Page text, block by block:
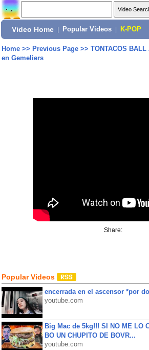
Video Home Popular Videos K-POP
Home>> Previous Page>> TONTACOS
en Gemeliers
Share:
Popular Videos
encerrada en el ascensor *por
youtube.com
Big Mac de 5kg!!! SI NO ME LO
BO UN CHUPITO DE BOVR...
youtube.com